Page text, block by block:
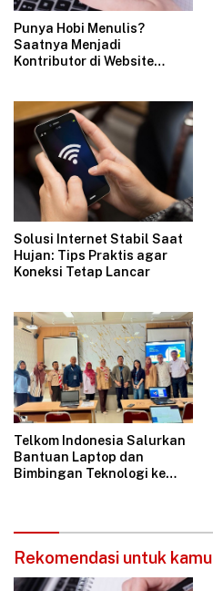
Punya Hobi Menulis?
Saatnya Menjadi
Kontributor di Website
Solusi Internet Stabil Saat
Hujan: Tips Praktis agar
Koneksi Tetap Lancar
Telkom Indonesia Salurkan
Bantuan Laptop dan
Bimbingan Teknologi ke
Rekomendasi untuk kamu